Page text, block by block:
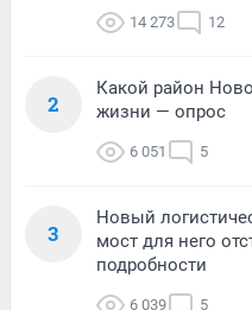
14 273 12
2
Какой район
жизни — опрос
6 051 5
3
Новый
мост для него
подробности
6 039 5